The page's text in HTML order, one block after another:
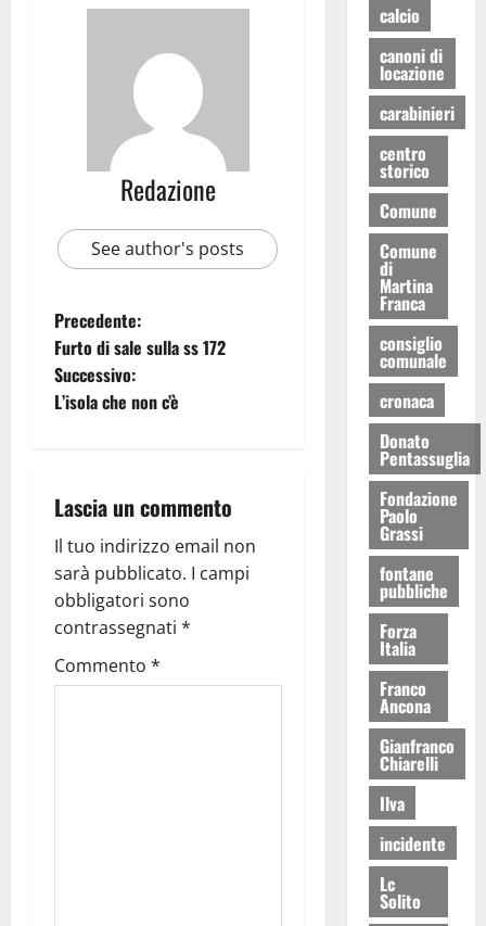
Redazione
See author's posts
Precedente:
Furto di sale sulla ss 172
Successivo:
L’isola che non c’è
Lascia un commento
Il tuo indirizzo email non
sarà pubblicato. I campi
obbligatori sono
contrassegnati *
Commento *
calcio
canoni di
locazione
carabinieri
centro
storico
Comune
Comune
di
Martina
Franca
consiglio
comunale
cronaca
Donato
Pentassuglia
Fondazione
Paolo
Grassi
fontane
pubbliche
Forza
Italia
Franco
Ancona
Gianfranco
Chiarelli
Ilva
incidente
Lc
Solito